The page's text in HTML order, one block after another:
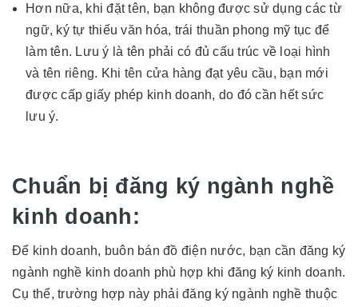
Hơn nữa, khi đặt tên, bạn không được sử dụng các từ
ngữ, ký tự thiếu văn hóa, trái thuần phong mỹ tục để
làm tên. Lưu ý là tên phải có đủ cấu trúc về loại hình
và tên riêng. Khi tên cửa hàng đạt yêu cầu, bạn mới
được cấp giấy phép kinh doanh, do đó cần hết sức
lưu ý.
Chuẩn bị đăng ký ngành nghề
kinh doanh:
Để kinh doanh, buôn bán đồ điện nước, bạn cần đăng ký
ngành nghề kinh doanh phù hợp khi đăng ký kinh doanh.
Cụ thể, trường hợp này phải đăng ký ngành nghề thuộc